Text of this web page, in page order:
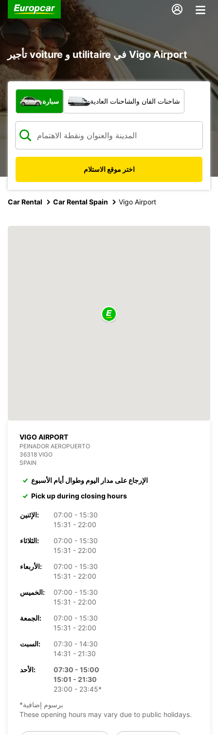
تأجير voiture و utilitaire في Vigo Airport
ما نوع المركبة؟
سيارة شاحنات الفان والشاحنات العادية
اختر موقع الاستلام
Car Rental Car Rental Spain Vigo Airport
VIGO AIRPORT
PEINADOR AEROPUERTO
36318 VIGO
SPAIN
الإرجاع على مدار اليوم وطوال أيام الأسبوع
Pick up during closing hours
الإثنين:
07:00 - 15:30
15:31 - 22:00
الثلاثاء:
07:00 - 15:30
15:31 - 22:00
الأربعاء:
07:00 - 15:30
15:31 - 22:00
الخميس:
07:00 - 15:30
15:31 - 22:00
الجمعة:
07:00 - 15:30
15:31 - 22:00
السبت:
07:30 - 14:30
14:31 - 21:30
الأحد:
07:30 - 15:00
15:01 - 21:30
23:00 - 23:45*
*برسوم إضافية
These opening hours may vary due to public holidays.